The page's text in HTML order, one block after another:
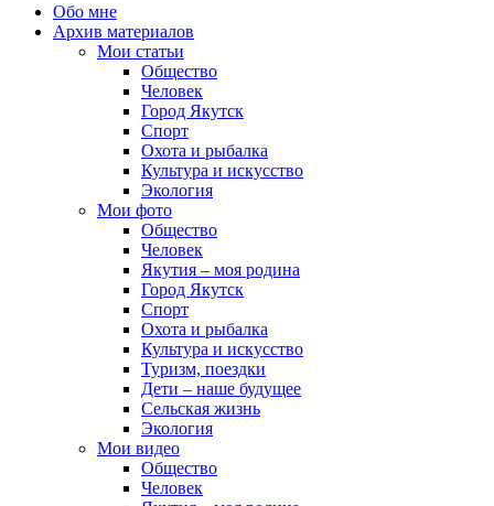
Обо мне
Архив материалов
Мои статьи
Общество
Человек
Город Якутск
Спорт
Охота и рыбалка
Культура и искусство
Экология
Мои фото
Общество
Человек
Якутия – моя родина
Город Якутск
Спорт
Охота и рыбалка
Культура и искусство
Туризм, поездки
Дети – наше будущее
Сельская жизнь
Экология
Мои видео
Общество
Человек